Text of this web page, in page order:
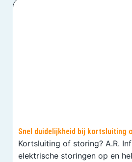
Snel duidelijkheid bij kortsluiting
Kortsluiting of storing? A.R.
elektrische storingen op en